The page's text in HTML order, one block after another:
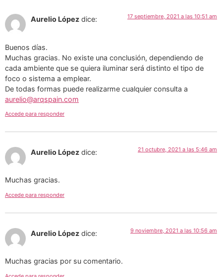
Aurelio López dice: 17 septiembre, 2021 a las 10:51 am
Buenos días.
Muchas gracias. No existe una conclusión, dependiendo de
cada ambiente que se quiera iluminar será distinto el tipo de
foco o sistema a emplear.
De todas formas puede realizarme cualquier consulta a
aurelio@arqspain.com
Accede para responder
Aurelio López dice: 21 octubre, 2021 a las 5:46 am
Muchas gracias.
Accede para responder
Aurelio López dice: 9 noviembre, 2021 a las 10:56 am
Muchas gracias por su comentario.